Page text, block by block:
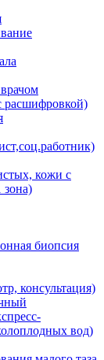
расшифровкой)
кожи с
зона)
биопсия
консультация)
вод)